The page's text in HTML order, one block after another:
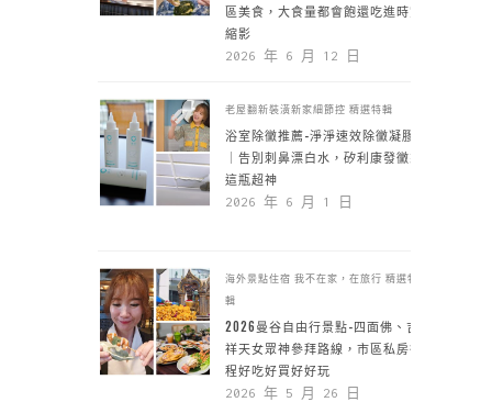
區美食，大食量都會飽還吃進時空
縮影
2026 年 6 月 12 日
老屋翻新裝潢新家細節控 精選特輯
浴室除黴推薦-淨淨速效除黴凝膠
｜告別刺鼻漂白水，矽利康發黴靠
這瓶超神
2026 年 6 月 1 日
海外景點住宿 我不在家，在旅行 精選特
輯
2026曼谷自由行景點-四面佛、吉
祥天女眾神參拜路線，市區私房行
程好吃好買好好玩
2026 年 5 月 26 日